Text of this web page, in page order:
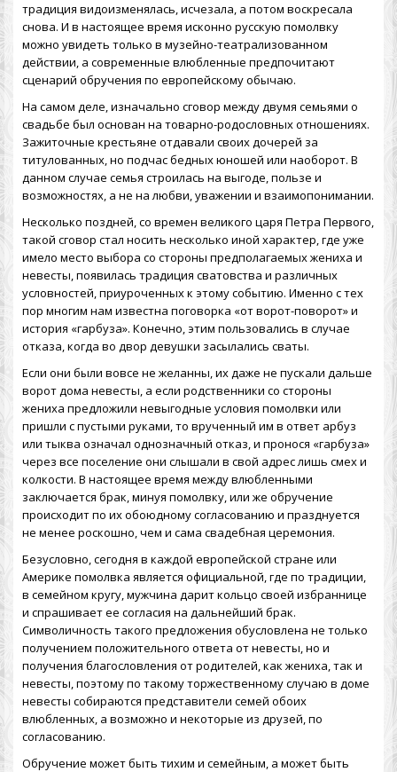
традиция видоизменялась, исчезала, а потом воскресала
снова. И в настоящее время исконно русскую помолвку
можно увидеть только в музейно-театрализованном
действии, а современные влюбленные предпочитают
сценарий обручения по европейскому обычаю.
На самом деле, изначально сговор между двумя семьями о
свадьбе был основан на товарно-родословных отношениях.
Зажиточные крестьяне отдавали своих дочерей за
титулованных, но подчас бедных юношей или наоборот. В
данном случае семья строилась на выгоде, пользе и
возможностях, а не на любви, уважении и взаимопонимании.
Несколько поздней, со времен великого царя Петра Первого,
такой сговор стал носить несколько иной характер, где уже
имело место выбора со стороны предполагаемых жениха и
невесты, появилась традиция сватовства и различных
условностей, приуроченных к этому событию. Именно с тех
пор многим нам известна поговорка «от ворот-поворот» и
история «гарбуза». Конечно, этим пользовались в случае
отказа, когда во двор девушки засылались сваты.
Если они были вовсе не желанны, их даже не пускали дальше
ворот дома невесты, а если родственники со стороны
жениха предложили невыгодные условия помолвки или
пришли с пустыми руками, то врученный им в ответ арбуз
или тыква означал однозначный отказ, и пронося «гарбуза»
через все поселение они слышали в свой адрес лишь смех и
колкости. В настоящее время между влюбленными
заключается брак, минуя помолвку, или же обручение
происходит по их обоюдному согласованию и празднуется
не менее роскошно, чем и сама свадебная церемония.
Безусловно, сегодня в каждой европейской стране или
Америке помолвка является официальной, где по традиции,
в семейном кругу, мужчина дарит кольцо своей избраннице
и спрашивает ее согласия на дальнейший брак.
Символичность такого предложения обусловлена не только
получением положительного ответа от невесты, но и
получения благословления от родителей, как жениха, так и
невесты, поэтому по такому торжественному случаю в доме
невесты собираются представители семей обоих
влюбленных, а возможно и некоторые из друзей, по
согласованию.
Обручение может быть тихим и семейным, а может быть